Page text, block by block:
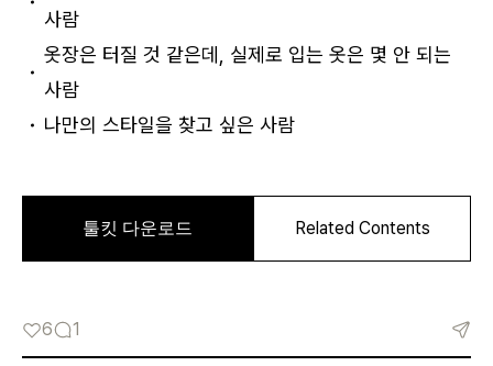
사람
옷장은 터질 것 같은데, 실제로 입는 옷은 몇 안 되는
사람
나만의 스타일을 찾고 싶은 사람
6 1
로그인
카카오로 시작하기